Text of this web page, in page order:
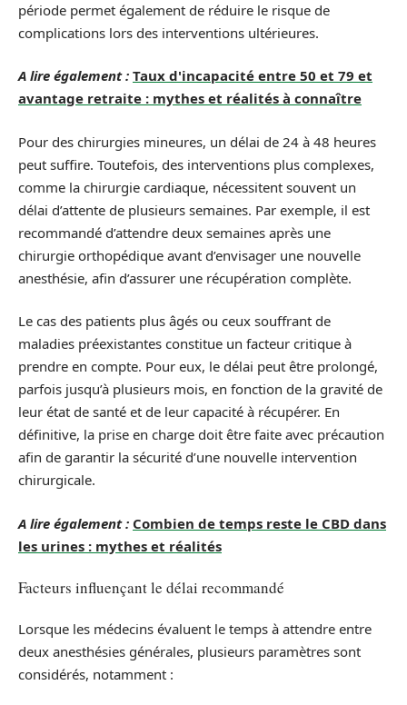
période permet également de réduire le risque de
complications lors des interventions ultérieures.
A lire également : Taux d'incapacité entre 50 et 79 et
avantage retraite : mythes et réalités à connaître
Pour des chirurgies mineures, un délai de 24 à 48 heures
peut suffire. Toutefois, des interventions plus complexes,
comme la chirurgie cardiaque, nécessitent souvent un
délai d’attente de plusieurs semaines. Par exemple, il est
recommandé d’attendre deux semaines après une
chirurgie orthopédique avant d’envisager une nouvelle
anesthésie, afin d’assurer une récupération complète.
Le cas des patients plus âgés ou ceux souffrant de
maladies préexistantes constitue un facteur critique à
prendre en compte. Pour eux, le délai peut être prolongé,
parfois jusqu’à plusieurs mois, en fonction de la gravité de
leur état de santé et de leur capacité à récupérer. En
définitive, la prise en charge doit être faite avec précaution
afin de garantir la sécurité d’une nouvelle intervention
chirurgicale.
A lire également : Combien de temps reste le CBD dans
les urines : mythes et réalités
Facteurs influençant le délai recommandé
Lorsque les médecins évaluent le temps à attendre entre
deux anesthésies générales, plusieurs paramètres sont
considérés, notamment :